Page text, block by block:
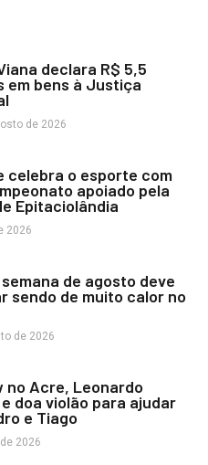
declara R$ 5,5
em bens à Justiça
de 2026
celebra o esporte com
apoiado pela
Epitaciolândia
2026
de agosto deve
sendo de muito calor no
de 2026
no Acre, Leonardo
doa violão para ajudar
e Tiago
2026